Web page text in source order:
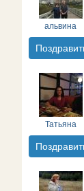
альвина
Татьяна